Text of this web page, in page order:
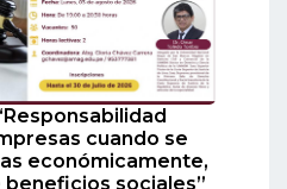
cuando se
económicamente,
sociales”